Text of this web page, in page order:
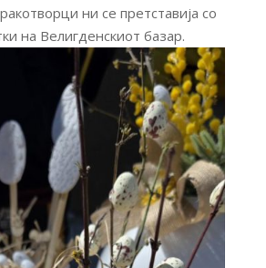
ни се претставија со
на Велигденскиот базар.